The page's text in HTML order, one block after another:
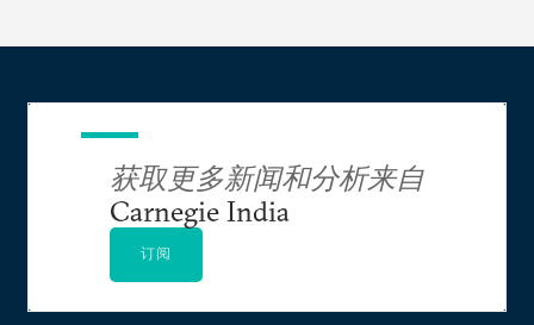
获取更多新闻和分析来自
Carnegie India
订阅